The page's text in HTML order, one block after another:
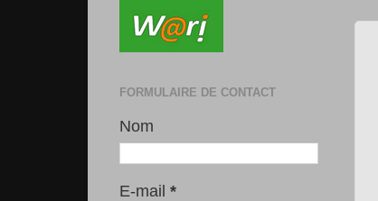
FORMULAIRE DE CONTACT
Nom
E-mail *